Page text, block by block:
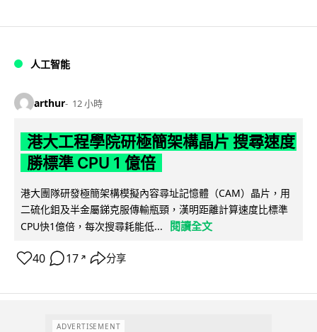
人工智能
arthur 12 小時
港大工程學院研極簡架構晶片 搜尋速度
勝標準 CPU 1 億倍
港大團隊研發極簡架構模擬內容尋址記憶體（CAM）晶片，用
二硫化鉬及半金屬銻克服傳輸瓶頸，漢明距離計算速度比標準
CPU快1億倍，每次搜尋耗能低...
閱讀全文
40 17 ↗ 分享
ADVERTISEMENT